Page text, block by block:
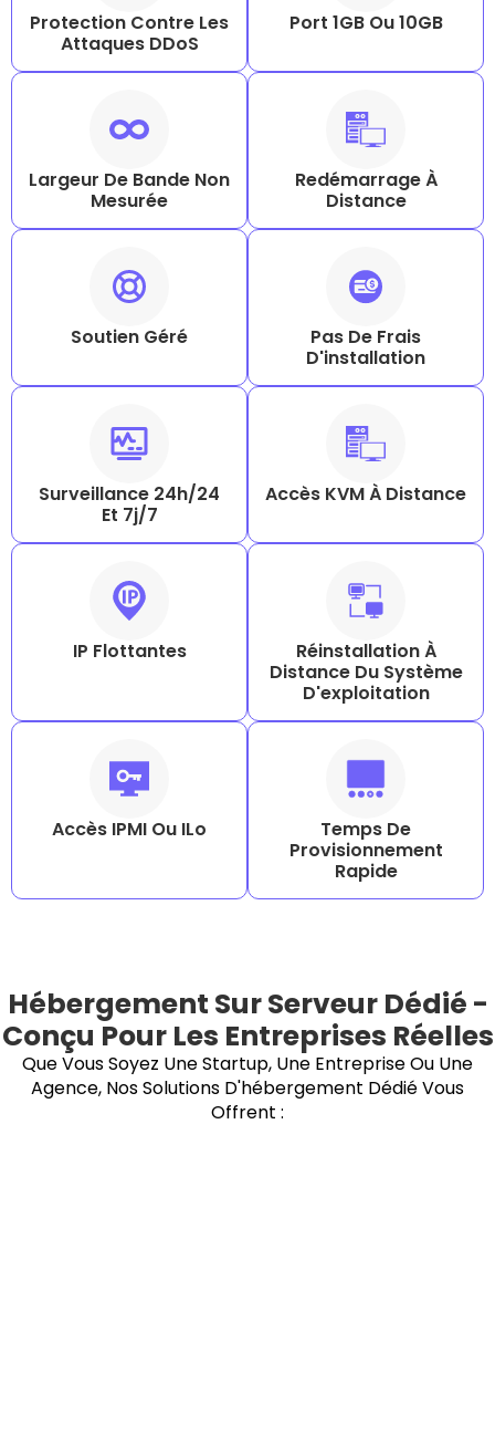
Protection Contre Les
Attaques DDoS
Port 1GB Ou 10GB
Largeur De Bande Non
Mesurée
Redémarrage À
Distance
Soutien Géré
Pas De Frais
D'installation
Surveillance 24h/24
Et 7j/7
Accès KVM À Distance
IP Flottantes
Réinstallation À
Distance Du Système
D'exploitation
Accès IPMI Ou ILo
Temps De
Provisionnement
Rapide
Hébergement Sur Serveur Dédié -
Conçu Pour Les Entreprises Réelles
Que Vous Soyez Une Startup, Une Entreprise Ou Une
Agence, Nos Solutions D'hébergement Dédié Vous
Offrent :